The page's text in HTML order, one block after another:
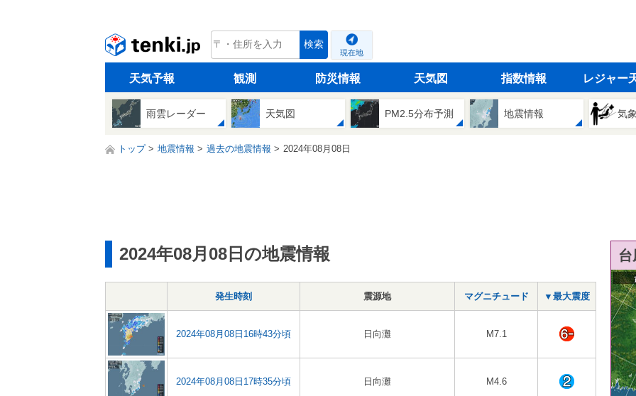
tenki.jp 検索
現在地
天気予報 観測 防災情報 天気図 指数情報 レジャー
雨雲レーダー 天気図 PM2.5分布予測 地震情報 気
トップ 地震情報 過去の地震情報 2024年08月08日
2024年08月08日の地震情報
発生時刻 震源地 マグニチュード ▼最大震度
2024年08月08日16時43分頃 日向灘 M7.1
2024年08月08日17時35分頃 日向灘 M4.6